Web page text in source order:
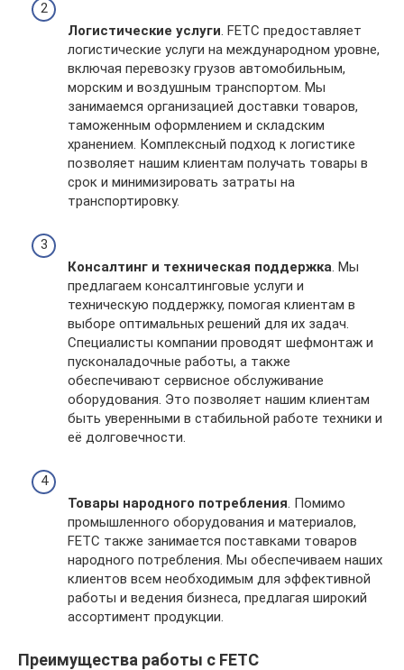
Логистические услуги . FETC предоставляет
логистические услуги на международном уровне,
включая перевозку грузов автомобильным,
морским и воздушным транспортом. Мы
занимаемся организацией доставки товаров,
таможенным оформлением и складским
хранением. Комплексный подход к логистике
позволяет нашим клиентам получать товары в
срок и минимизировать затраты на
транспортировку.
Консалтинг и техническая поддержка . Мы
предлагаем консалтинговые услуги и
техническую поддержку, помогая клиентам в
выборе оптимальных решений для их задач.
Специалисты компании проводят шефмонтаж и
пусконаладочные работы, а также
обеспечивают сервисное обслуживание
оборудования. Это позволяет нашим клиентам
быть уверенными в стабильной работе техники и
её долговечности.
Товары народного потребления . Помимо
промышленного оборудования и материалов,
FETC также занимается поставками товаров
народного потребления. Мы обеспечиваем наших
клиентов всем необходимым для эффективной
работы и ведения бизнеса, предлагая широкий
ассортимент продукции.
Преимущества работы с FETC